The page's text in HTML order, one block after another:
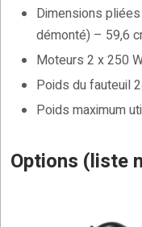
Dimensions
démonté) – 59,6
Moteurs 2 x 250
Poids du fauteuil
Poids maximum
Options (liste